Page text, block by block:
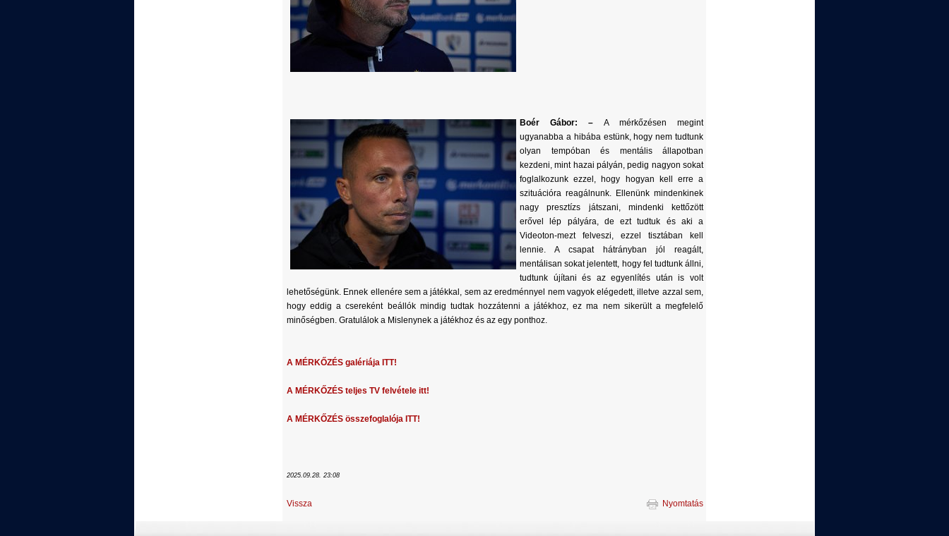
Boér Gábor: – A mérkőzésen megint
ugyanabba a hibába estünk, hogy nem tudtunk
olyan tempóban és mentális állapotban
kezdeni, mint hazai pályán, pedig nagyon sokat
foglalkozunk ezzel, hogy hogyan kell erre a
szituációra reagálnunk. Ellenünk mindenkinek
nagy presztízs játszani, mindenki kettőzött
erővel lép pályára, de ezt tudtuk és aki a
Videoton-mezt felveszi, ezzel tisztában kell
lennie. A csapat hátrányban jól reagált,
mentálisan sokat jelentett, hogy fel tudtunk állni,
tudtunk újítani és az egyenlítés után is volt
lehetőségünk. Ennek ellenére sem a játékkal, sem az eredménnyel nem vagyok elégedett, illetve azzal sem,
hogy eddig a csereként beállók mindig tudtak hozzátenni a játékhoz, ez ma nem sikerült a megfelelő
minőségben. Gratulálok a Mislenynek a játékhoz és az egy ponthoz.
A MÉRKŐZÉS galériája ITT!
A MÉRKŐZÉS teljes TV felvétele itt!
A MÉRKŐZÉS összefoglalója ITT!
2025.09.28. 23:08
Vissza Nyomtatás